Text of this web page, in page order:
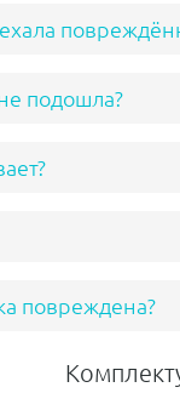
подошла?
повреждена?